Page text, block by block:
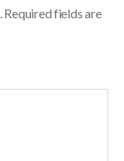
Required fields are